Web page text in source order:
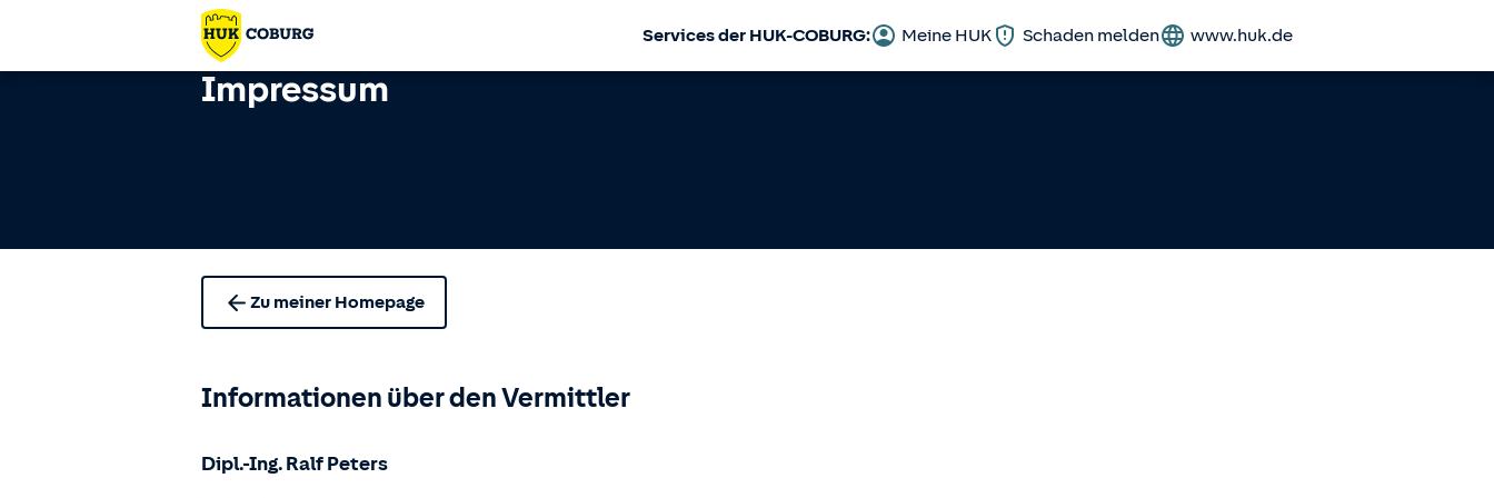
Services der HUK-COBURG: Meine HUK Schaden melden www.huk.de
Impressum
Zu meiner Homepage
Informationen über den Vermittler
Dipl.-Ing. Ralf Peters